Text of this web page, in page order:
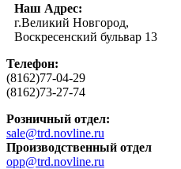
Наш Адрес:
г.Великий Новгород,
Воскресенский бульвар 13
Телефон:
(8162)77-04-29
(8162)73-27-74
Розничный отдел:
sale@trd.novline.ru
Производственный отдел
opp@trd.novline.ru